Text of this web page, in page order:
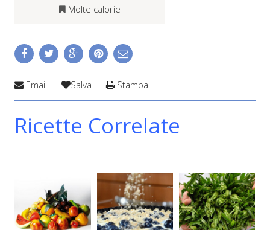
Molte calorie
Email Salva Stampa
Ricette Correlate